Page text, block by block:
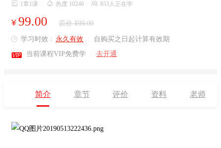
 1章1课  热度 10240  853人正在学
¥ 99.00 原价 ¥99.00
 学习时效 : 永久有效 自购买之日起计算有效期
 当前课程VIP免费学 去开通
简介 章节 评价 资料 老师